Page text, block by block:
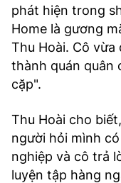
phát hiện trong
Home là gương
Thu Hoài. Cô
thành quán quân
cặp".
Thu Hoài cho
người hỏi mình
nghiệp và cô trả
luyện tập hàng